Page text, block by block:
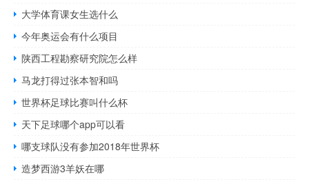
大学体育课女生选什么
今年奥运会有什么项目
陕西工程勘察研究院怎么样
马龙打得过张本智和吗
世界杯足球比赛叫什么杯
天下足球哪个app可以看
哪支球队没有参加2018年世界杯
造梦西游3羊妖在哪